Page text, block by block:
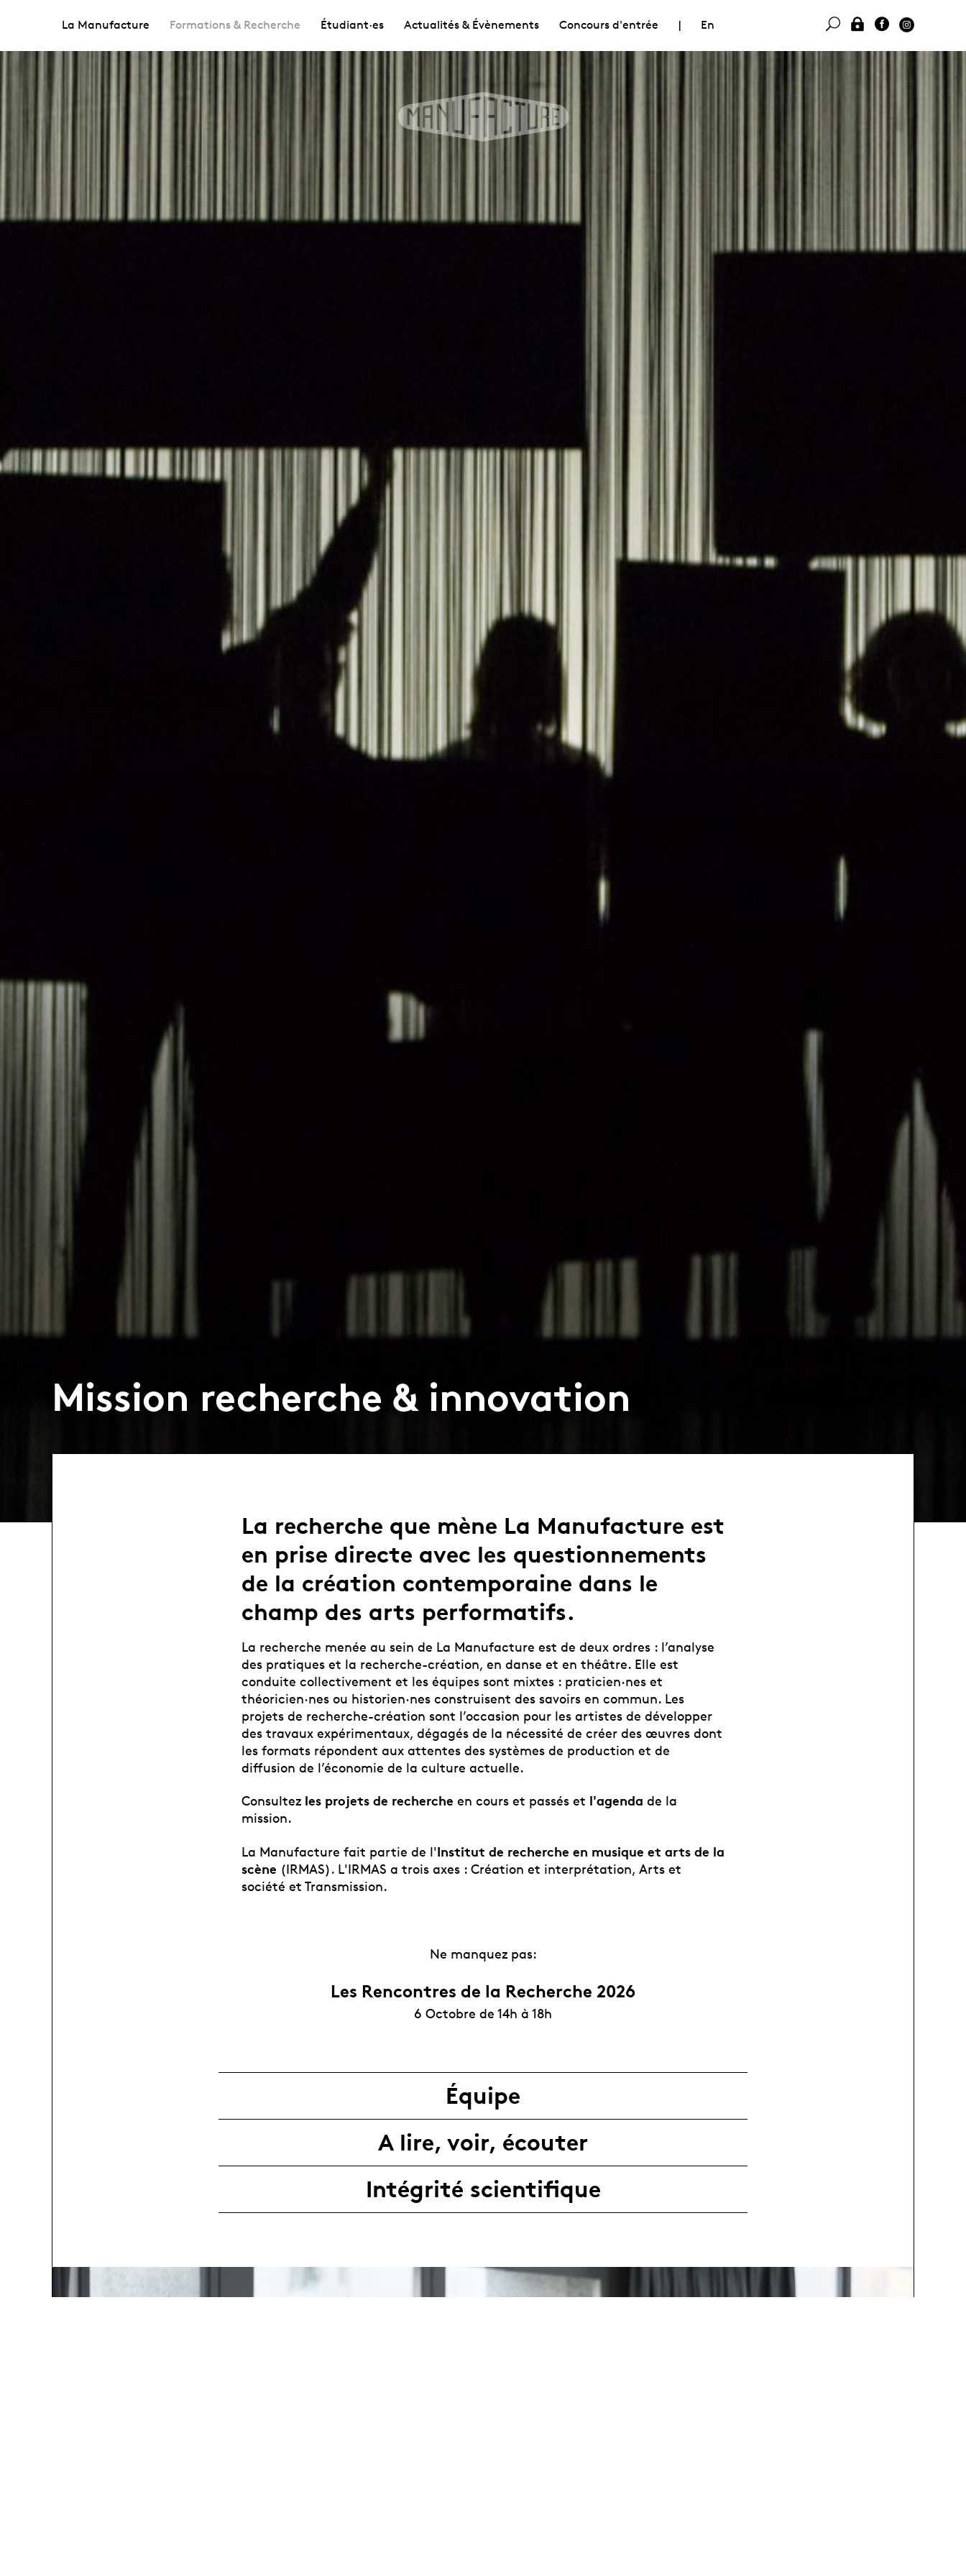
La Manufacture Formations & Recherche Étudiant·es Actualités & Évènements Concours d'entrée | En
Mission recherche & innovation
La recherche que mène La Manufacture est
en prise directe avec les questionnements
de la création contemporaine dans le
champ des arts performatifs.
La recherche menée au sein de La Manufacture est de deux ordres : l’analyse
des pratiques et la recherche-création, en danse et en théâtre. Elle est
conduite collectivement et les équipes sont mixtes : praticien·nes et
théoricien·nes ou historien·nes construisent des savoirs en commun. Les
projets de recherche-création sont l’occasion pour les artistes de développer
des travaux expérimentaux, dégagés de la nécessité de créer des œuvres dont
les formats répondent aux attentes des systèmes de production et de
diffusion de l’économie de la culture actuelle.
Consultez les projets de recherche en cours et passés et l'agenda de la
mission.
La Manufacture fait partie de l'Institut de recherche en musique et arts de la
scène (IRMAS). L'IRMAS a trois axes : Création et interprétation, Arts et
société et Transmission.
Ne manquez pas:
Les Rencontres de la Recherche 2026
6 Octobre de 14h à 18h
Équipe
A lire, voir, écouter
Intégrité scientifique